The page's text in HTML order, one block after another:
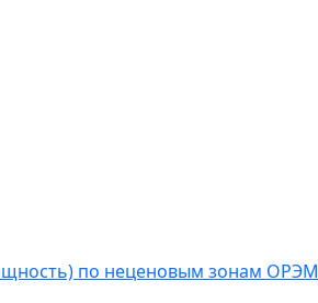
по неценовым зонам ОРЭМ